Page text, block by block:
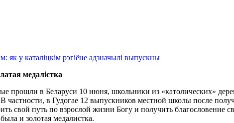
медалістка
прошли в Беларуси 10 июня, школьники из «католических»
частности, в Гудогае 12 выпускников местной школы после
свой путь по взрослой жизни Богу и получить благословение
и золотая медалистка.